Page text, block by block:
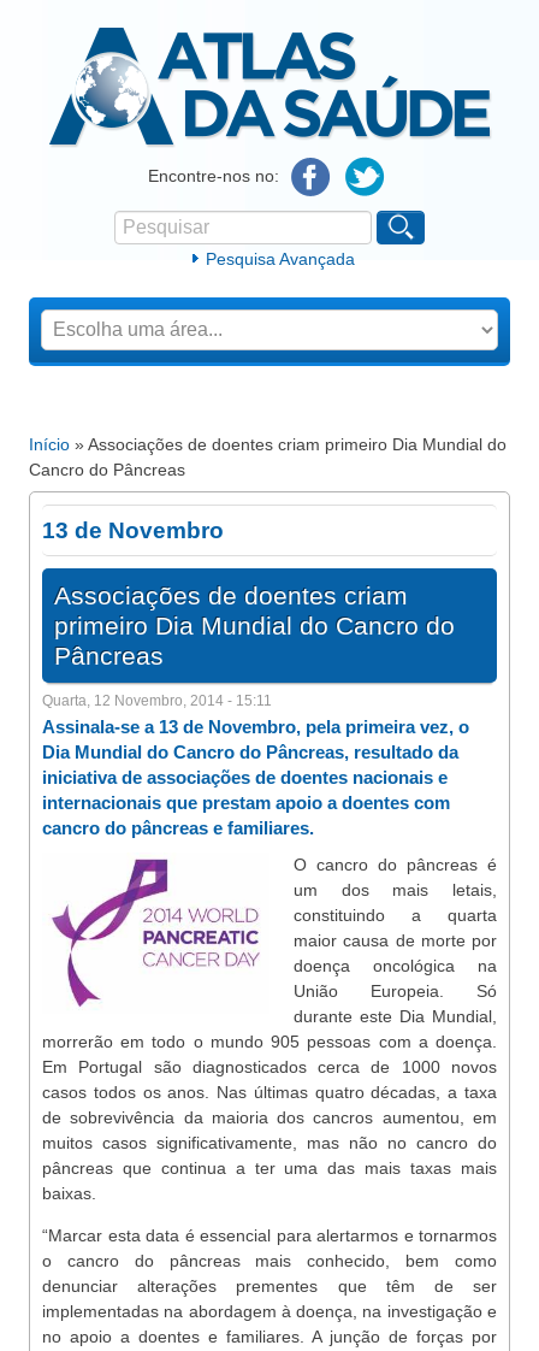
Atlas da SaúdeEncontre-nos no:
Formulário de procura
Pesquisar
Pesquisa Avançada
Está aqui
Início » Associações de doentes criam primeiro Dia Mundial do
Cancro do Pâncreas
13 de Novembro
Associações de doentes criam
primeiro Dia Mundial do Cancro do
Pâncreas
Quarta, 12 Novembro, 2014 - 15:11
Assinala-se a 13 de Novembro, pela primeira vez, o
Dia Mundial do Cancro do Pâncreas, resultado da
iniciativa de associações de doentes nacionais e
internacionais que prestam apoio a doentes com
cancro do pâncreas e familiares.
O cancro do pâncreas é
um dos mais letais,
constituindo a quarta
maior causa de morte por
doença oncológica na
União Europeia. Só
durante este Dia Mundial,
morrerão em todo o mundo 905 pessoas com a doença.
Em Portugal são diagnosticados cerca de 1000 novos
casos todos os anos. Nas últimas quatro décadas, a taxa
de sobrevivência da maioria dos cancros aumentou, em
muitos casos significativamente, mas não no cancro do
pâncreas que continua a ter uma das mais taxas mais
baixas.
“Marcar esta data é essencial para alertarmos e tornarmos
o cancro do pâncreas mais conhecido, bem como
denunciar alterações prementes que têm de ser
implementadas na abordagem à doença, na investigação e
no apoio a doentes e familiares. A junção de forças por